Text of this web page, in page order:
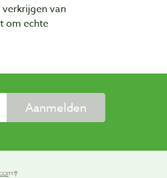
van
om echte
Aanmelden